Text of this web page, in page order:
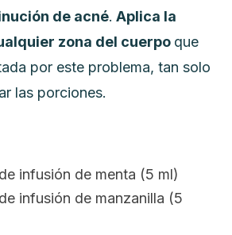
de acné. Aplica la
zona del cuerpo que
por este problema, tan solo
las porciones.
infusión de menta (5 ml)
infusión de manzanilla (5